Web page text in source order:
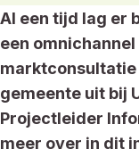
Al een tijd lag er
een
gemeente uit bij
Projectleider
meer over in dit